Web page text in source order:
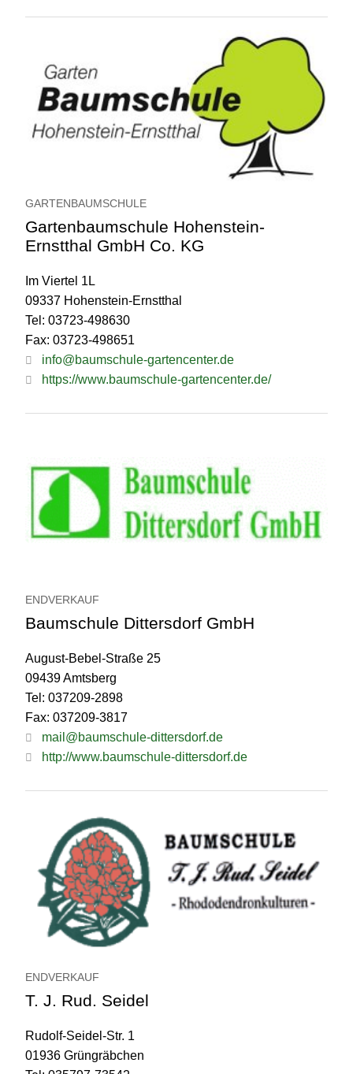
GARTENBAUMSCHULE
Gartenbaumschule Hohenstein-
Ernstthal GmbH Co. KG
Im Viertel 1L
09337 Hohenstein-Ernstthal
Tel: 03723-498630
Fax: 03723-498651
info@baumschule-gartencenter.de
https://www.baumschule-gartencenter.de/
ENDVERKAUF
Baumschule Dittersdorf GmbH
August-Bebel-Straße 25
09439 Amtsberg
Tel: 037209-2898
Fax: 037209-3817
mail@baumschule-dittersdorf.de
http://www.baumschule-dittersdorf.de
ENDVERKAUF
T. J. Rud. Seidel
Rudolf-Seidel-Str. 1
01936 Grüngräbchen